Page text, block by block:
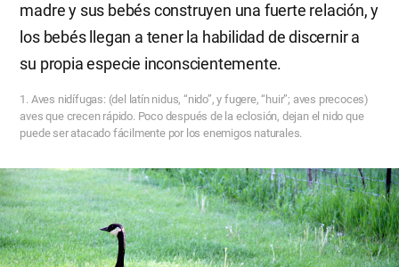
madre y sus bebés construyen una fuerte relación, y
los bebés llegan a tener la habilidad de discernir a
su propia especie inconscientemente.
1. Aves nidífugas: (del latín nidus, “nido”, y fugere, “huir”; aves precoces)
aves que crecen rápido. Poco después de la eclosión, dejan el nido que
puede ser atacado fácilmente por los enemigos naturales.